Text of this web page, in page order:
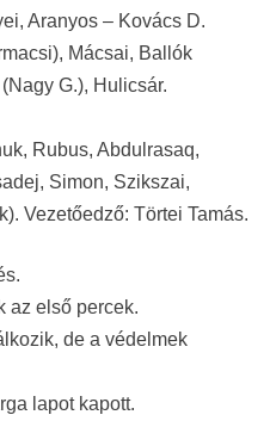
Aranyos – Kovács D.
Mácsai, Ballók
G.), Hulicsár.
Rubus, Abdulrasaq,
Simon, Szikszai,
Vezetőedző: Törtei Tamás.
az első percek.
de a védelmek
lapot kapott.